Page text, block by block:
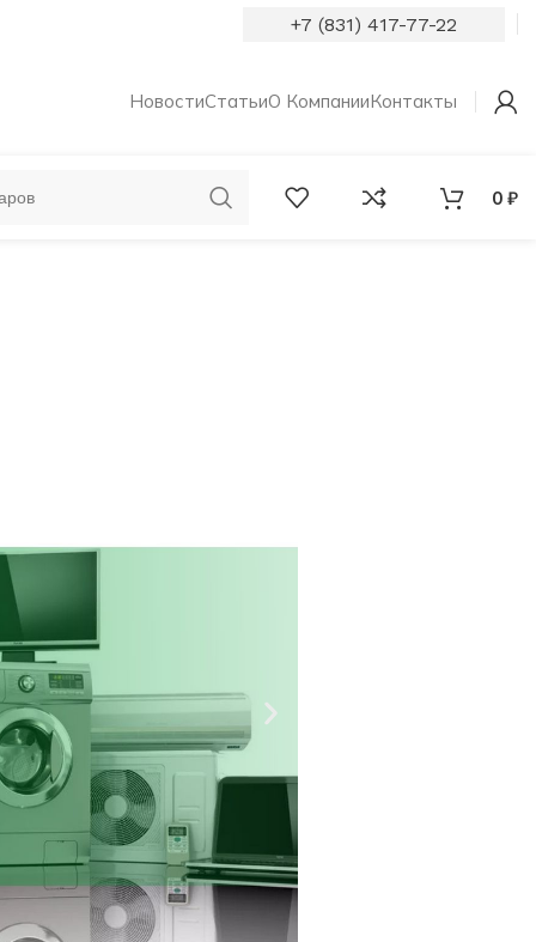
+7 (831) 417-77-22
НовостиСтатьиО КомпанииКонтакты
0 ₽